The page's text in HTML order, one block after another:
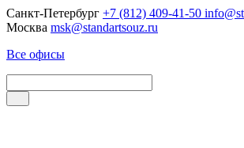
Санкт-Петербург +7 (812) 409-41-50
Москва msk@standartsouz.ru
Все офисы